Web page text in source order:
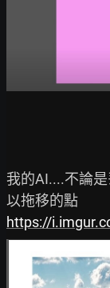
我的AI....不論
https://